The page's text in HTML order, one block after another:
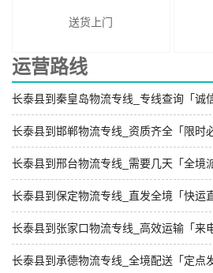
送货上门
运营路线
长泰县到秦皇岛物流专线_专线查询「诚
长泰县到邯郸物流专线_资质齐全「限时
长泰县到邢台物流专线_需要几天「全境
长泰县到保定物流专线_直发全境「快运
长泰县到张家口物流专线_高效运输「来
长泰县到承德物流专线_全境配送「定点